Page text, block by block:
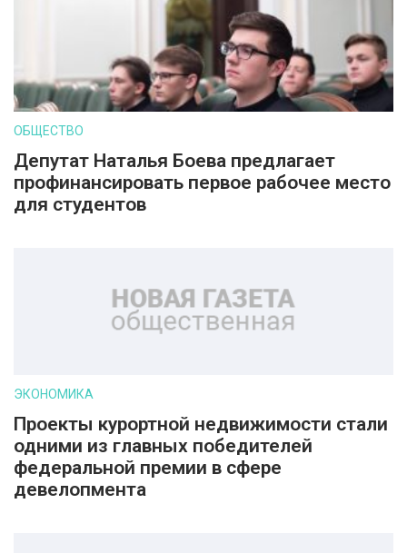
ОБЩЕСТВО
Депутат Наталья Боева предлагает
профинансировать первое рабочее место
для студентов
ЭКОНОМИКА
Проекты курортной недвижимости стали
одними из главных победителей
федеральной премии в сфере
девелопмента